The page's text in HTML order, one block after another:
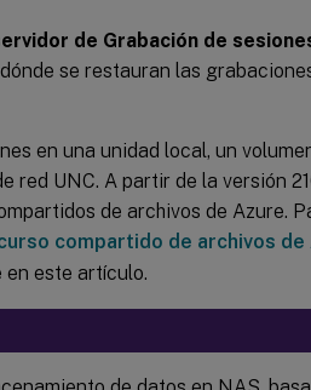
de Grabación de
se restauran las
en una unidad local, un
red UNC. A partir de la versión
de archivos de Azure.
compartido de archivos de
en este artículo.